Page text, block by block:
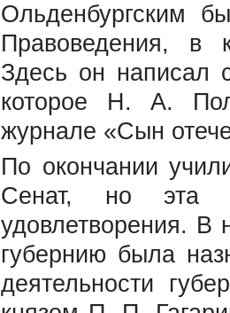
Ольденбургским
Правоведения, в
Здесь он написал
которое Н. А.
журнале «Сын
По окончании
Сенат, но эта
удовлетворения. В
губернию была
деятельности